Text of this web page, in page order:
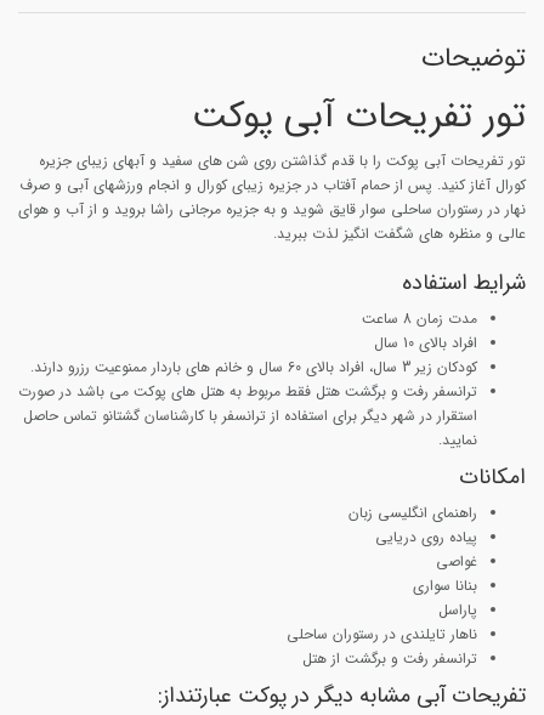
توضیحات
تور تفریحات آبی پوکت
تور تفریحات آبی پوکت را با قدم گذاشتن روی شن های سفید و آبهای زیبای جزیره
کورال آغاز کنید. پس از حمام آفتاب در جزیره زیبای کورال و انجام ورزشهای آبی و صرف
نهار در رستوران ساحلی سوار قایق شوید و به جزیره مرجانی راشا بروید و از آب و هوای
عالی و منظره های شگفت انگیز لذت ببرید.
شرایط استفاده
مدت زمان 8 ساعت
افراد بالای 10 سال
کودکان زیر 3 سال، افراد بالای 60 سال و خانم های باردار ممنوعیت رزرو دارند.
ترانسفر رفت و برگشت هتل فقط مربوط به هتل های پوکت می باشد در صورت
استقرار در شهر دیگر برای استفاده از ترانسفر با کارشناسان گشتانو تماس حاصل
نمایید.
امکانات
راهنمای انگلیسی زبان
پیاده روی دریایی
غواصی
بنانا سواری
پاراسل
ناهار تایلندی در رستوران ساحلی
ترانسفر رفت و برگشت از هتل
تفریحات آبی مشابه دیگر در پوکت عبارتنداز: